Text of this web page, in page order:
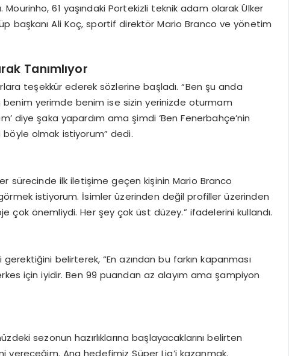
Mourinho, 61 yaşındaki Portekizli teknik adam olarak Ülker
başkanı Ali Koç, sportif direktör Mario Branco ve yönetim
Tanımlıyor
teşekkür ederek sözlerine başladı. “Ben şu anda
benim yerimde benim ise sizin yerinizde oturmam
diye şaka yapardım ama şimdi ‘Ben Fenerbahçe’nin
böyle olmak istiyorum” dedi.
sürecinde ilk iletişime geçen kişinin Mario Branco
istiyorum. İsimler üzerinden değil profiller üzerinden
çok önemliydi. Her şey çok üst düzey.” ifadelerini kullandı.
belirterek, “En azından bu farkın kapanması
için iyidir. Ben 99 puandan az alayım ama şampiyon
sezonun hazırlıklarına başlayacaklarını belirten
vereceğim. Ana hedefimiz Süper Lig’i kazanmak.